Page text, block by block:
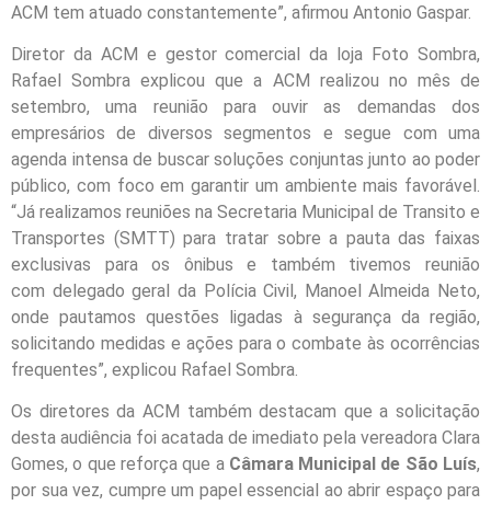
ACM tem atuado constantemente”, afirmou Antonio Gaspar.
Diretor da ACM e gestor comercial da loja Foto Sombra,
Rafael Sombra explicou que a ACM realizou no mês de
setembro, uma reunião para ouvir as demandas dos
empresários de diversos segmentos e segue com uma
agenda intensa de buscar soluções conjuntas junto ao poder
público, com foco em garantir um ambiente mais favorável.
“Já realizamos reuniões na Secretaria Municipal de Transito e
Transportes (SMTT) para tratar sobre a pauta das faixas
exclusivas para os ônibus e também tivemos reunião
com delegado geral da Polícia Civil, Manoel Almeida Neto,
onde pautamos questões ligadas à segurança da região,
solicitando medidas e ações para o combate às ocorrências
frequentes”, explicou Rafael Sombra.
Os diretores da ACM também destacam que a solicitação
desta audiência foi acatada de imediato pela vereadora Clara
Gomes, o que reforça que a Câmara Municipal de São Luís,
por sua vez, cumpre um papel essencial ao abrir espaço para